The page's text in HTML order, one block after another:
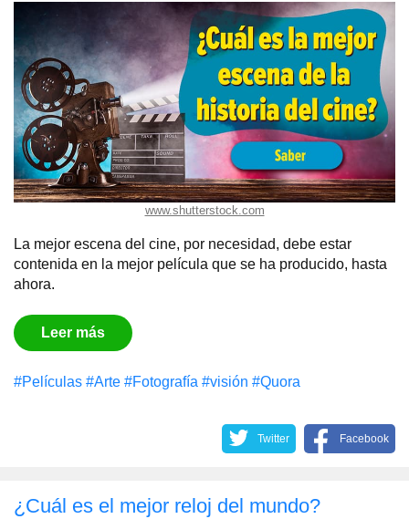
www.shutterstock.com
La mejor escena del cine, por necesidad, debe estar
contenida en la mejor película que se ha producido, hasta
ahora.
Leer más
#Películas #Arte #Fotografía #visión #Quora
Twitter Facebook
¿Cuál es el mejor reloj del mundo?